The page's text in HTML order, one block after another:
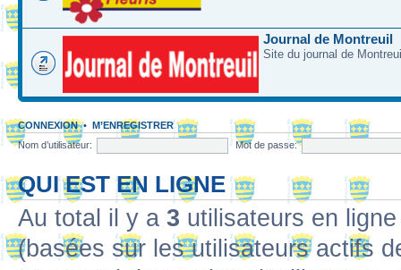
Journal de Montreuil
Site du journal de
CONNEXION• M’ENREGISTRER
Nom d’utilisateur:
Mot de passe:
QUI EST EN LIGNE
Au total il y a 3 utilisateurs en
(basées sur les utilisateurs actifs